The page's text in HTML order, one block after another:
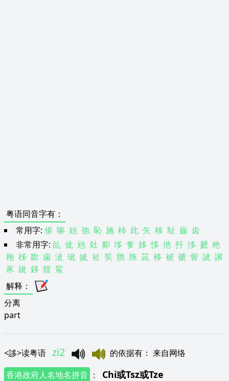
粤语同音字有 ：
常用字: 侈 哆 始 弛 恥 施 柿 此 矢 移 耻 齒 齿
非常用字: 乨 佌 兘 兙 卶 垑 奓 姼 恀 扡 扦 拸 搋 杝
柂 柹 欼 歯 泚 玼 皉 祉 笶 肔 胣 茈 袳 裭 褫 訾 訿 謻
豕 跐 鉹 髊 鮆
解释 ：
分离
part
<誃>读粤语 zi2 的依据有 ： 来自网络
香港政府人名地名拼音 ： Chi或Tsz或Tze